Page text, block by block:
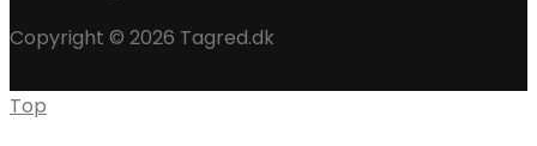
Copyright © 2026 Tagred.dk
Top